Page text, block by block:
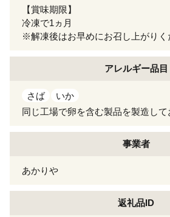
【賞味期限】
冷凍で1ヵ月
※解凍後はお早めにお召し上がりく
アレルギー品目
さば
いか
同じ工場で卵を含む製品を製造して
事業者
あかりや
返礼品ID